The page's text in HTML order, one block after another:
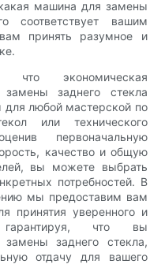
машина для замены
соответствует вашим
принять разумное и
экономическая
заднего стекла
любой мастерской по
или технического
первоначальную
качество и общую
вы можете выбрать
потребностей. В
мы предоставим вам
принятия уверенного и
гарантируя, что вы
заднего стекла,
отдачу для вашего